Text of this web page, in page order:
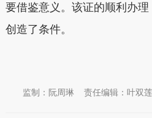
要借鉴意义。该证的顺利办
创造了条件。
责任编辑：叶双莲
监制：阮周琳